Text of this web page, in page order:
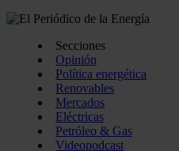
Secciones
Opinión
Política energética
Renovables
Mercados
Eléctricas
Petróleo & Gas
Videopodcast